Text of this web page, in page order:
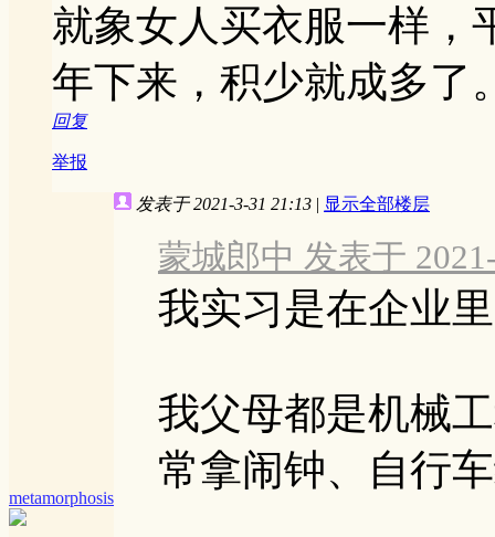
就象女人买衣服一样，
年下来，积少就成多了
回复
举报
metamorphosis
发表于 2021-3-31 21:13 | 显示全部楼层
蒙城郎中 发表于
我实习是在企业
我父母都是机械
常拿闹钟、自行